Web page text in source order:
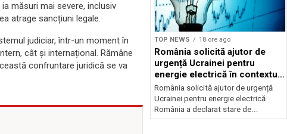
măsuri mai severe, inclusiv
atrage sancțiuni legale.
judiciar, într-un moment în
cât și internațional. Rămâne
confruntare juridică se va
TOP NEWS 18 ore ago
România solicită ajutor de
urgență Ucrainei pentru
energie electrică în contextul
crizei energetice
România solicită ajutor de urgență
Ucrainei pentru energie electrică
România a declarat stare de...